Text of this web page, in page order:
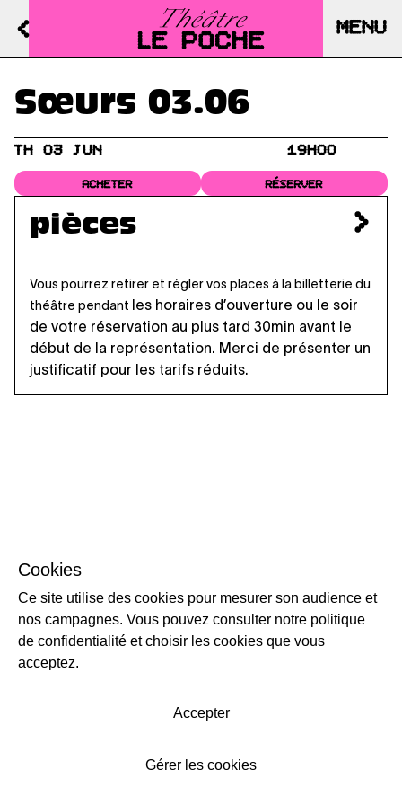
Cookies
Ce site utilise des cookies pour mesurer son audience et
nos campagnes. Vous pouvez consulter notre politique
de confidentialité et choisir les cookies que vous
acceptez.
Accepter
Gérer les cookies
MENU
Sœurs 03.06
pièces
Vous pourrez retirer et régler vos places à la billetterie du
théâtre pendant les horaires d’ouverture ou le soir
de votre réservation au plus tard 30min avant le
début de la représentation. Merci de présenter un
justificatif pour les tarifs réduits.
TH 03 JUN 19H00
ACHETER RÉSERVER